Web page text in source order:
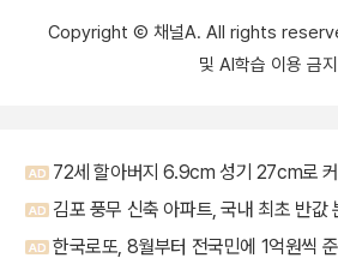
Copyright Ⓒ 채널A. All rights
및 AI학습 이용 금지